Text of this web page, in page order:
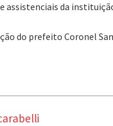
assistenciais da
do prefeito Coronel